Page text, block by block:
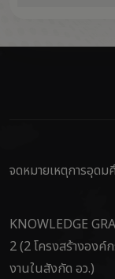
จดหมายเหตุการอุด
KNOWLEDGE
2 (2 โครงสร้างองค์
งานในสังกัด อว.)